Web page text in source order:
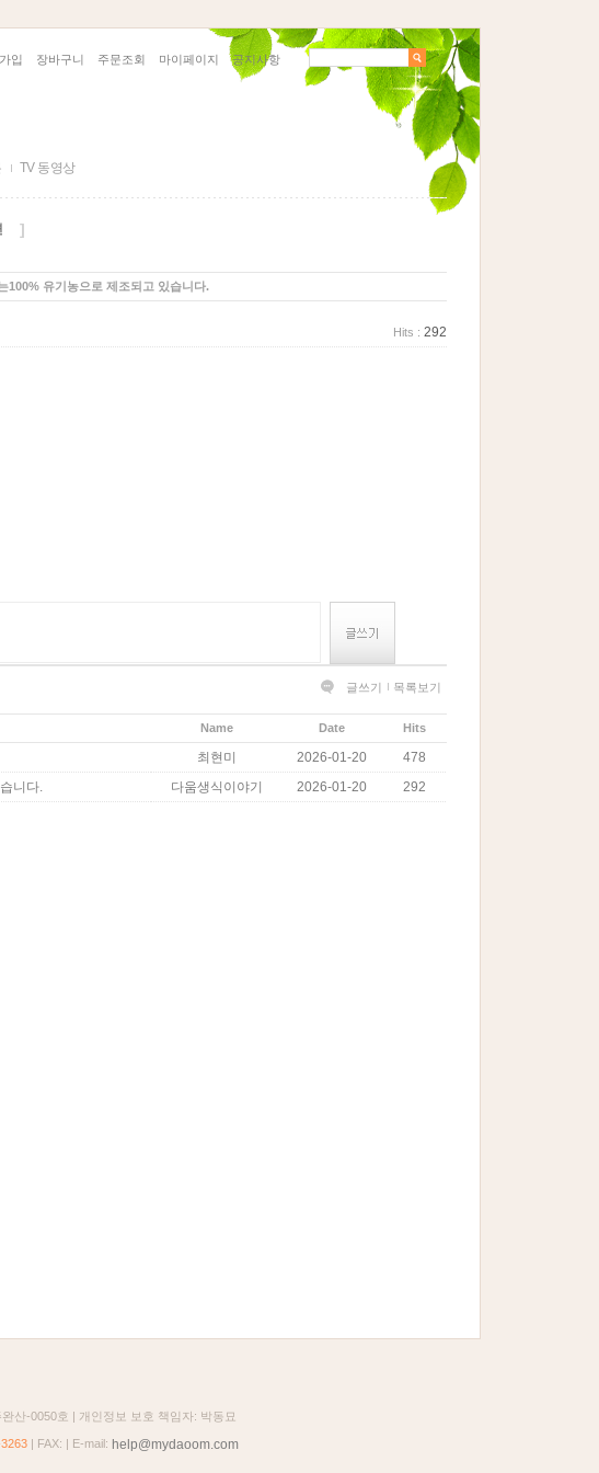
입 장바구니 주문조회 마이페이지 공지사항
TV 동영상
]
100% 유기농으로 제조되고 있습니다.
Hits : 292
글쓰기 목록보기
Name Date Hits
최현미 2026-01-20
478
니다.
다움생식이야기 2026-01-20 292
산-0050호 | 개인정보 보호 책임자: 박동묘
| FAX: | E-mail: help@mydaoom.com